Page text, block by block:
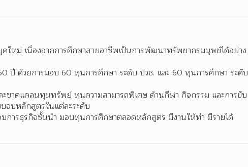
ใหม่ เนื่องจากการศึกษาสายอาชีพเป็นการพัฒนาทรัพยากรมนุษย์ได้อย่าง
ปี ด้วยการมอบ 60 ทุนการศึกษา ระดับ ปวช. และ 60 ทุนการศึกษา ระดับ
ขาดแคลนทุนทรัพย์ ทุนความสามารถพิเศษ ด้านกีฬา กิจกรรม และการขับ
จบหลักสูตรในแต่ละระดับ
ารธุรกิจชั้นนำ มอบทุนการศึกษาตลอดหลักสูตร มีงานให้ทำ มีรายได้